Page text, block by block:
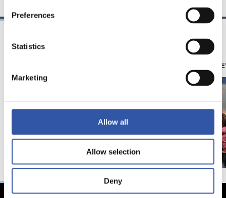
Preferences
Statistics
Marketing
Allow all
Allow selection
Deny
28/12/2024
苏维塔（